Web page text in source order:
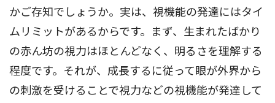
かご存知でしょうか。実は、視機能の発達にはタイ
ムリミットがあるからです。まず、生まれたばかり
の赤ん坊の視力はほとんどなく、明るさを理解する
程度です。それが、成長するに従って眼が外界から
の刺激を受けることで視力などの視機能が発達して